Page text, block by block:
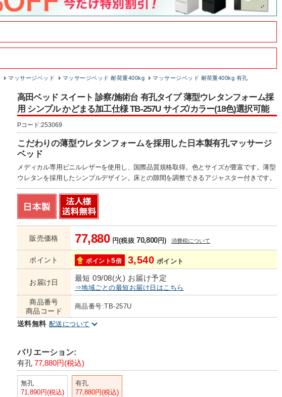
マッサージベッド マッサージベッド 耐荷重400kg マッサージベッド 耐荷重400kg 有孔
高田ベッド スイート 診察/施術台 有孔タイプ 薄型ウレタンフォーム採
用 シンプル かどまる加工仕様 TB-257U サイズ/カラー(18色)選択可能
Pコード:253069
こだわりの薄型ウレタンフォームを採用した日本製有孔マッサージ
ベッド
メディカル専用ビニルレザーを使用し、国際品質規格取得。色とサイズが豊富です。薄型
ウレタンを採用したシンプルデザイン。床との隙間を調整できるアジャスター付きです。
販売価格 77,880円(税抜70,800円) 消費税について
ポイント ポイント5倍 3,540 ポイント
お届け日 最短 09/08(火) お届け予定
⇒地域ごとの最短お届け日はこちら
商品番号
商品コード
商品番号:TB-257U
送料無料 配送について
バリエーション:
有孔 77,880円(税込)
無孔
71,890円(税込)
有孔
77,880円(税込)